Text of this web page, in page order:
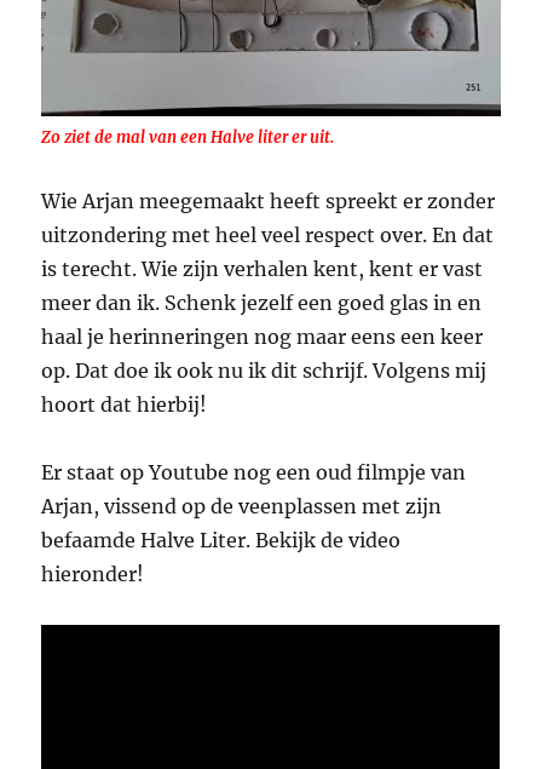
Zo ziet de mal van een Halve liter er uit.
Wie Arjan meegemaakt heeft spreekt er zonder
uitzondering met heel veel respect over. En dat
is terecht. Wie zijn verhalen kent, kent er vast
meer dan ik. Schenk jezelf een goed glas in en
haal je herinneringen nog maar eens een keer
op. Dat doe ik ook nu ik dit schrijf. Volgens mij
hoort dat hierbij!
Er staat op Youtube nog een oud filmpje van
Arjan, vissend op de veenplassen met zijn
befaamde Halve Liter. Bekijk de video
hieronder!